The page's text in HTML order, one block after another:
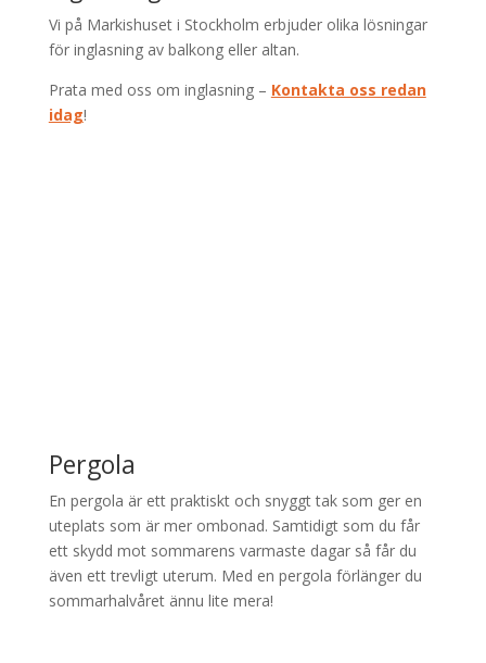
Vi på Markishuset i Stockholm erbjuder olika lösningar
för inglasning av balkong eller altan.
Prata med oss om inglasning – Kontakta oss redan
idag!
Pergola
En pergola är ett praktiskt och snyggt tak som ger en
uteplats som är mer ombonad. Samtidigt som du får
ett skydd mot sommarens varmaste dagar så får du
även ett trevligt uterum. Med en pergola förlänger du
sommarhalvåret ännu lite mera!